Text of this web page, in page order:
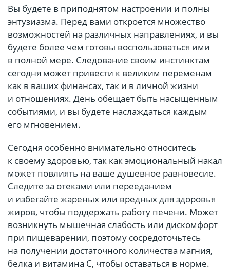
Вы будете в приподнятом настроении и полны
энтузиазма. Перед вами откроется множество
возможностей на различных направлениях, и вы
будете более чем готовы воспользоваться ими
в полной мере. Следование своим инстинктам
сегодня может привести к великим переменам
как в ваших финансах, так и в личной жизни
и отношениях. День обещает быть насыщенным
событиями, и вы будете наслаждаться каждым
его мгновением.
Сегодня особенно внимательно относитесь
к своему здоровью, так как эмоциональный накал
может повлиять на ваше душевное равновесие.
Следите за отеками или перееданием
и избегайте жареных или вредных для здоровья
жиров, чтобы поддержать работу печени. Может
возникнуть мышечная слабость или дискомфорт
при пищеварении, поэтому сосредоточьтесь
на получении достаточного количества магния,
белка и витамина С, чтобы оставаться в норме.